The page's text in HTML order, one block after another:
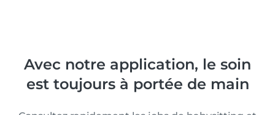
Avec notre application, le soin
est toujours à portée de main